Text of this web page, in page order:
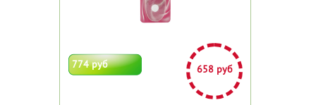
774 руб 658 руб